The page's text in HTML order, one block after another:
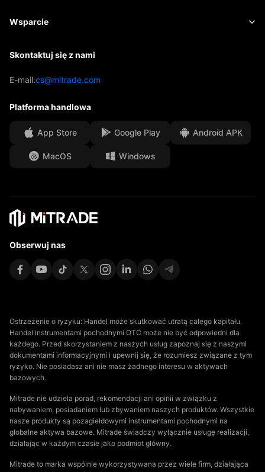
Academy
O firmie Mitrade
Wsparcie
Skontaktuj się z nami
E-mail:cs@mitrade.com
Platforma handlowa
App Store Google Play Android APK
MacOS Windows
Obserwuj nas
Ostrzeżenie o ryzyku: Handel może skutkować utratą całego kapitału.
Handel instrumentami pochodnymi OTC może nie być odpowiedni dla
każdego. Przed skorzystaniem z naszych usług zapoznaj się z naszymi
dokumentami informacyjnymi i upewnij się, że rozumiesz związane z tym
ryzyko. Nie posiadasz ani nie masz żadnego interesu w aktywach
bazowych.
Mitrade nie udziela porad, rekomendacji ani opinii w związku z
nabywaniem, posiadaniem lub zbywaniem naszych produktów. Wszystkie
nasze produkty są pozagiełdowymi instrumentami pochodnymi na
globalne aktywa bazowe. Mitrade świadczy wyłącznie usługę realizacji,
działając w każdym czasie jako podmiot główny.
Mitrade to marka wspólnie wykorzystywana przez wiele firm, działająca